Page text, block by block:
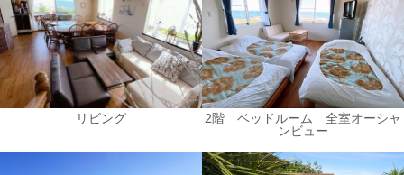
リビング 2階 ベッドルーム 全室オーシャ
ンビュー